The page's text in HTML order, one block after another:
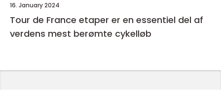
16. January 2024
Tour de France etaper er en essentiel del af
verdens mest berømte cykelløb